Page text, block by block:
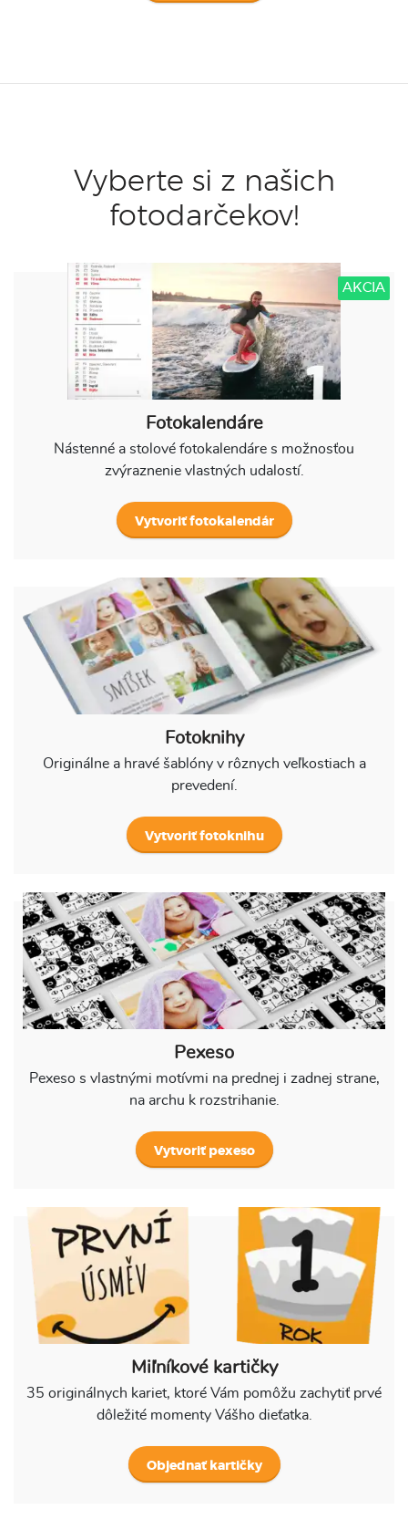
Vyberte si z našich
fotodarčekov!
AKCIA
Fotokalendáre
Nástenné a stolové fotokalendáre s možnosťou
zvýraznenie vlastných udalostí.
Vytvoriť fotokalendár
Fotoknihy
Originálne a hravé šablóny v rôznych veľkostiach a
prevedení.
Vytvoriť fotoknihu
Pexeso
Pexeso s vlastnými motívmi na prednej i zadnej strane,
na archu k rozstrihanie.
Vytvoriť pexeso
Miľníkové kartičky
35 originálnych kariet, ktoré Vám pomôžu zachytiť prvé
dôležité momenty Vášho dieťatka.
Objednať kartičky